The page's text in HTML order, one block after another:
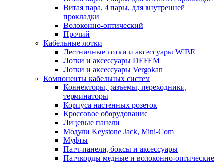
Витая пара, 4 пары, для внутренней
прокладки
Волоконно-оптический
Прочий
Кабельные лотки
Лестничные лотки и аксессуары WIBE
Лотки и аксессуары DEFEM
Лотки и аксессуары Vergokan
Компоненты кабельных систем
Коннекторы, разъемы, переходники,
терминаторы
Корпуса настенных розеток
Кроссовое оборудование
Лицевые панели
Модули Keystone Jack, Mini-Com
Муфты
Патч-панели, боксы и аксессуары
Патчкорды медные и волоконно-оптические